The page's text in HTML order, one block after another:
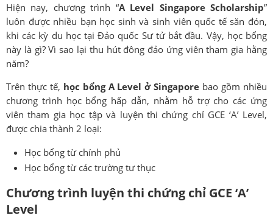
Hiện nay, chương trình “A Level Singapore Scholarship”
luôn được nhiều bạn học sinh và sinh viên quốc tế săn đón,
khi các kỳ du học tại Đảo quốc Sư tử bắt đầu. Vậy, học bổng
này là gì? Vì sao lại thu hút đông đảo ứng viên tham gia hằng
năm?
Trên thực tế, học bổng A Level ở Singapore bao gồm nhiều
chương trình học bổng hấp dẫn, nhằm hỗ trợ cho các ứng
viên tham gia học tập và luyện thi chứng chỉ GCE ‘A’ Level,
được chia thành 2 loại:
Học bổng từ chính phủ
Học bổng từ các trường tư thục
Chương trình luyện thi chứng chỉ GCE ‘A’
Level